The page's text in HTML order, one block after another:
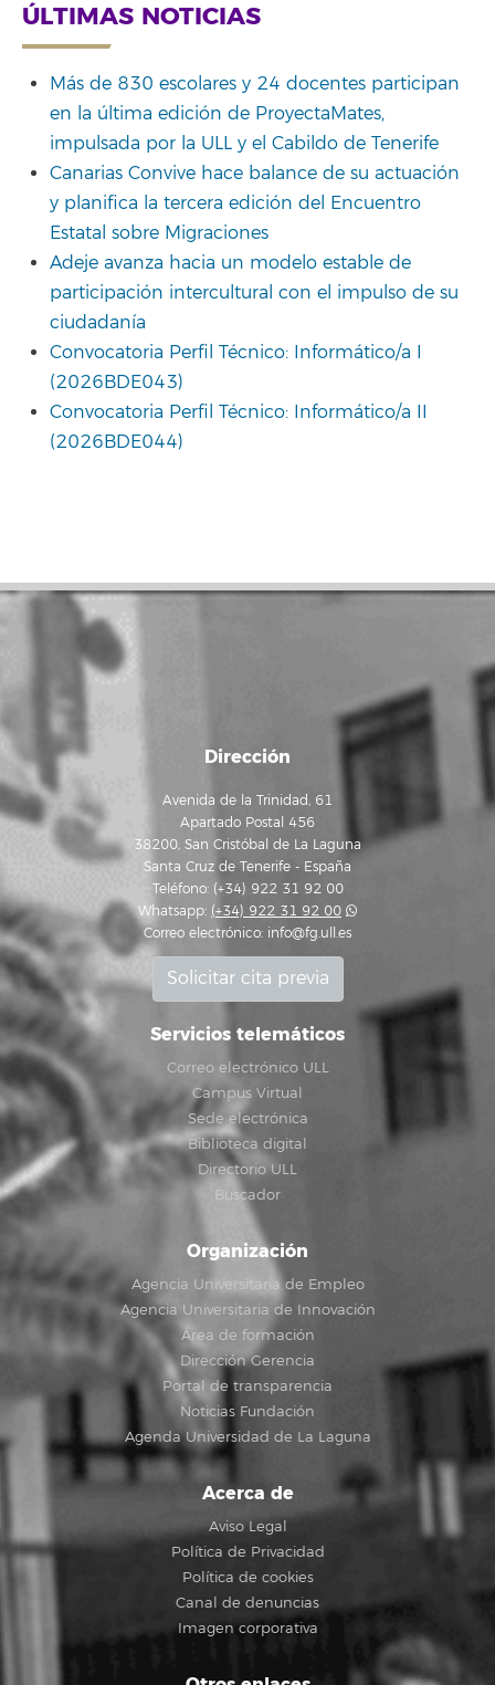
ÚLTIMAS NOTICIAS
Más de 830 escolares y 24 docentes participan
en la última edición de ProyectaMates,
impulsada por la ULL y el Cabildo de Tenerife
Canarias Convive hace balance de su actuación
y planifica la tercera edición del Encuentro
Estatal sobre Migraciones
Adeje avanza hacia un modelo estable de
participación intercultural con el impulso de su
ciudadanía
Convocatoria Perfil Técnico: Informático/a I
(2026BDE043)
Convocatoria Perfil Técnico: Informático/a II
(2026BDE044)
Dirección
Avenida de la Trinidad, 61
Apartado Postal 456
38200, San Cristóbal de La Laguna
Santa Cruz de Tenerife - España
Teléfono: (+34) 922 31 92 00
Whatsapp: (+34) 922 31 92 00
Correo electrónico: info@fg.ull.es
Solicitar cita previa
Servicios telemáticos
Correo electrónico ULL
Campus Virtual
Sede electrónica
Biblioteca digital
Directorio ULL
Buscador
Organización
Agencia Universitaria de Empleo
Agencia Universitaria de Innovación
Área de formación
Dirección Gerencia
Portal de transparencia
Noticias Fundación
Agenda Universidad de La Laguna
Acerca de
Aviso Legal
Política de Privacidad
Política de cookies
Canal de denuncias
Imagen corporativa